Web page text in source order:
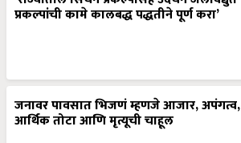
प्रकल्पांची कामे कालबद्ध पद्धतीने पूर्ण करा’
जनावर पावसात भिजणं म्हणजे आजार, अपंगत्व,
आर्थिक तोटा आणि मृत्यूची चाहूल